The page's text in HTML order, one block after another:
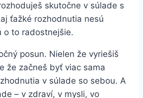
skutočne v súlade s
ťažké rozhodnutia nesú
o to radostnejšie.
posun. Nielen že vyriešiš
že začneš byť viac sama
v súlade so sebou. A
– v zdraví, v mysli, vo